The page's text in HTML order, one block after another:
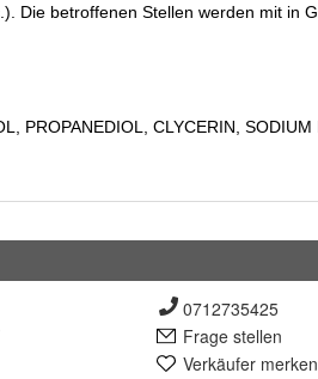
0712735425
Frage stellen
Verkäufer merken